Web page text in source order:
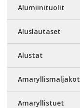
Alumiinituolit
Aluslautaset
Alustat
Amaryllismaljakot
Amaryllistuet